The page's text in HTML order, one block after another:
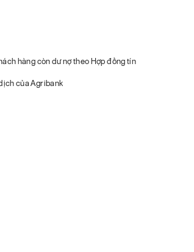
hàng còn dư nợ theo Hợp đồng tín
của Agribank